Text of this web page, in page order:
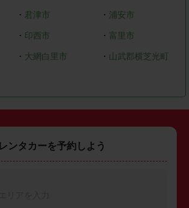
・ 君津市 ・ 浦安市
・ 印西市 ・ 富里市
・ 大網白里市 ・ 山武郡横芝光町
レンタカーを予約しよう